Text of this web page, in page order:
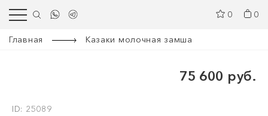
0 0
Главная Казаки молочная замша
75 600 руб.
ID: 25089